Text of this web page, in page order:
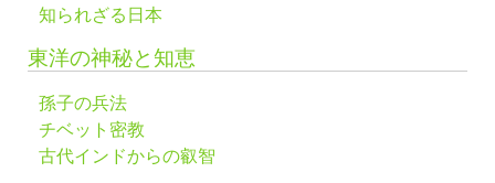
知られざる日本
東洋の神秘と知恵
孫子の兵法
チベット密教
古代インドからの叡智